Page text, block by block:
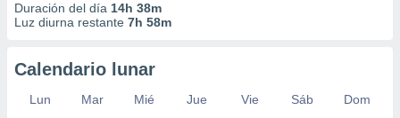
Duración del día 14h 38m
Luz diurna restante 7h 58m
Calendario lunar
Lun Mar Mié Jue Vie Sáb
Dom